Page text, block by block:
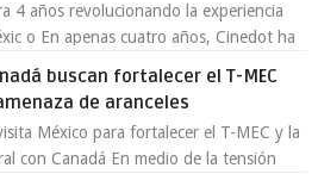
4 años revolucionando la experiencia
o En apenas cuatro años, Cinedot ha
buscan fortalecer el T-MEC
de aranceles
México para fortalecer el T-MEC y la
con Canadá En medio de la tensión